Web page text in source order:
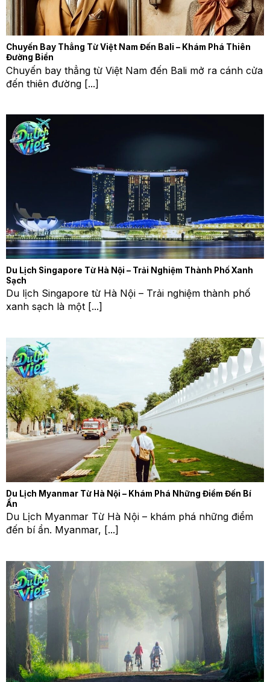
Chuyến Bay Thẳng Từ Việt Nam Đến Bali – Khám Phá Thiên
Đường Biển
Chuyến bay thẳng từ Việt Nam đến Bali mở ra cánh cửa
đến thiên đường [...]
Du Lịch Singapore Từ Hà Nội – Trải Nghiệm Thành Phố Xanh
Sạch
Du lịch Singapore từ Hà Nội – Trải nghiệm thành phố
xanh sạch là một [...]
Du Lịch Myanmar Từ Hà Nội – Khám Phá Những Điểm Đến Bí
Ẩn
Du Lịch Myanmar Từ Hà Nội – khám phá những điểm
đến bí ẩn. Myanmar, [...]